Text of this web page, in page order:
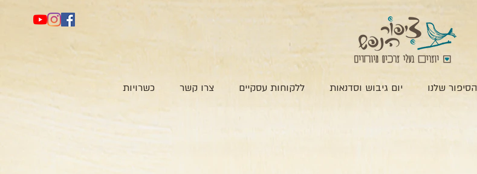
הסיפור שלנו יום גיבוש וסדנאות ללקוחות עסקיים צרו קשר כשרויות